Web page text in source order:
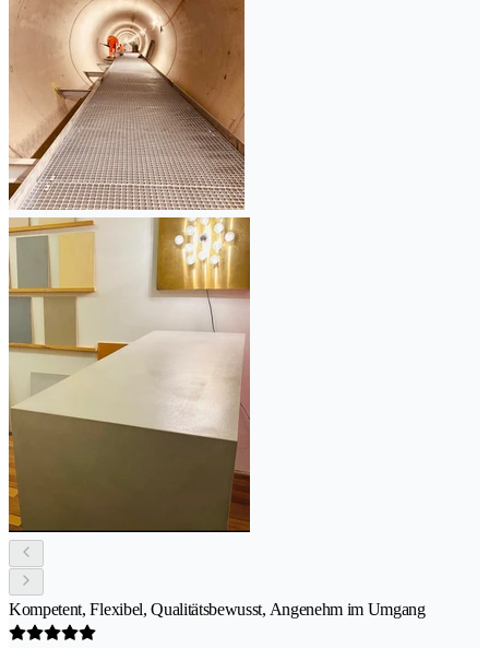
Kompetent, Flexibel, Qualitätsbewusst, Angenehm im Umgang